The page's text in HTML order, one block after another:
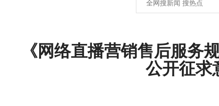
《网络直播营销售后服务
公开征求